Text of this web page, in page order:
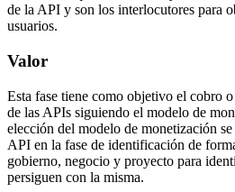
de la API y son los interlocutores para
usuarios.
Valor
Esta fase tiene como objetivo el cobro
de las APIs siguiendo el modelo de
elección del modelo de monetización
API en la fase de identificación de
gobierno, negocio y proyecto para
persiguen con la misma.